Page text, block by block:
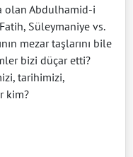
olan Abdulhamid-i
Fatih, Süleymaniye vs.
mezar taşlarını bile
bizi düçar etti?
tarihimizi,
kim?